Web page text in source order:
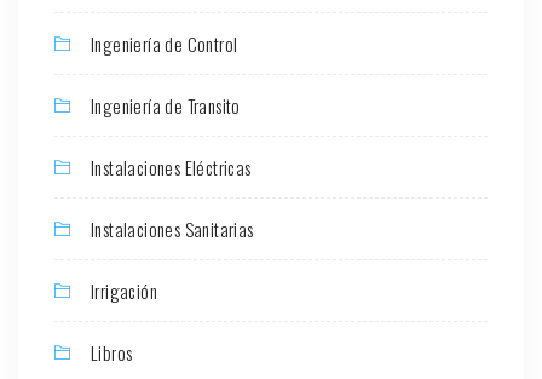
Ingeniería de Control
Ingeniería de Transito
Instalaciones Eléctricas
Instalaciones Sanitarias
Irrigación
Libros